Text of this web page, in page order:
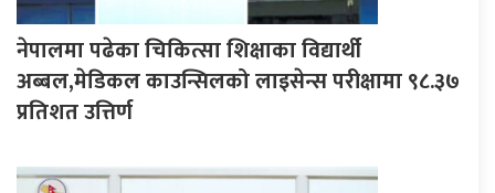
नेपालमा पढेका चिकित्सा शिक्षाका विद्यार्थी
अब्बल,मेडिकल काउन्सिलको लाइसेन्स परीक्षामा ९८.३७
प्रतिशत उत्तिर्ण